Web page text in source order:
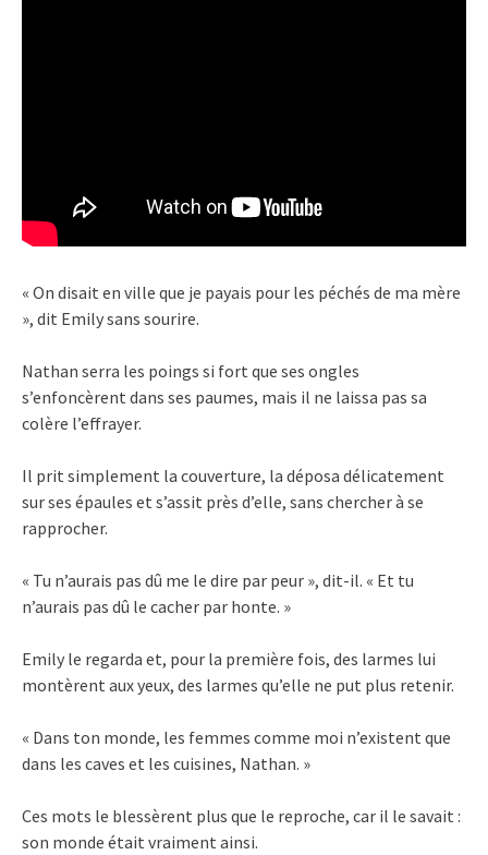
« On disait en ville que je payais pour les péchés de ma mère
», dit Emily sans sourire.
Nathan serra les poings si fort que ses ongles
s’enfoncèrent dans ses paumes, mais il ne laissa pas sa
colère l’effrayer.
Il prit simplement la couverture, la déposa délicatement
sur ses épaules et s’assit près d’elle, sans chercher à se
rapprocher.
« Tu n’aurais pas dû me le dire par peur », dit-il. « Et tu
n’aurais pas dû le cacher par honte. »
Emily le regarda et, pour la première fois, des larmes lui
montèrent aux yeux, des larmes qu’elle ne put plus retenir.
« Dans ton monde, les femmes comme moi n’existent que
dans les caves et les cuisines, Nathan. »
Ces mots le blessèrent plus que le reproche, car il le savait :
son monde était vraiment ainsi.